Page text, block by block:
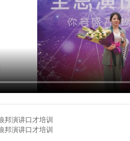
邦演讲口才培训
邦演讲口才培训